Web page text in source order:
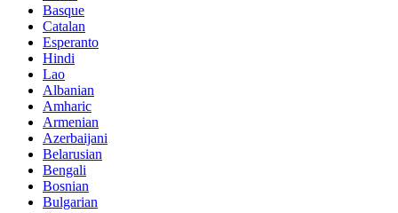
Basque
Catalan
Esperanto
Hindi
Lao
Albanian
Amharic
Armenian
Azerbaijani
Belarusian
Bengali
Bosnian
Bulgarian